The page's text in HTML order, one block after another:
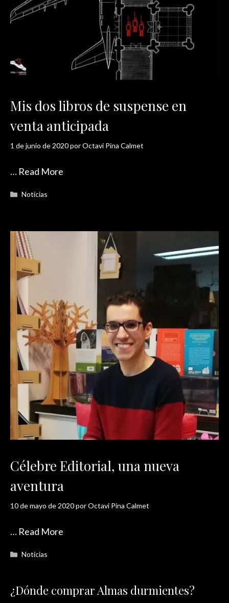
Mis dos libros de suspense en
venta anticipada
1 de junio de 2020porOctavi Pina Calmet
… Read More
Categorías
Noticias
Célebre Editorial, una nueva
aventura
10 de mayo de 2020porOctavi Pina Calmet
… Read More
Categorías
Noticias
¿Dónde comprar Almas durmientes?